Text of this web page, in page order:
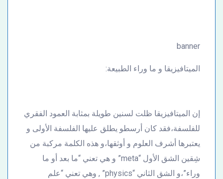
banner
الميتافيزيقا و ما وراء الطبيعة:
إن الميتافيزيقا ظلت لسنين طويلة بمثابة العمود الفقري
للفلسفة،فقد كان أرسطو يطلق عليها الفلسفة الأولى و
يعتبرها أشرف العلوم و أوثقها،و هذه الكلمة مركبة من
شِقين الشق الأول “meta” و هي تعني “ما بعد أو ما
وراء”،و الشق الثاني “physics” , وهي تعني “علم